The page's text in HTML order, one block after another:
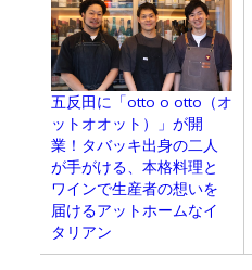
五反田に「otto o otto（オ
ットオオット）」が開
業！タバッキ出身の二人
が手がける、本格料理と
ワインで生産者の想いを
届けるアットホームなイ
タリアン